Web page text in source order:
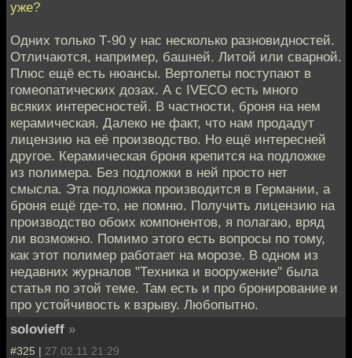
уже?
Одних только Т-90 у нас несколько разновидностей.
Отличаются, например, башней. Литой или сварной.
Плюс ещё есть нюансы. Вертолеты поступают в
гомеопатических дозах. А с IVECO есть много
всяких интересностей. В частности, броня на нем
керамическая. Далеко не факт, что нам продадут
лицензию на её производство. Но ещё интересней
другое. Керамическая броня крепится на подложке
из полимера. Без подложки в ней просто нет
смысла. Эта подложка производится в Германии, а
броня ещё где-то, не помню. Получить лицензию на
производство обоих компонентов, я полагаю, вряд
ли возможно. Помимо этого есть вопросы по тому,
как этот полимер работает на морозе. В одном из
недавних журналов "Техника и вооружение" была
статья по этой теме. Там есть и про бронирование и
про устойчивость к взрыву. Любопытно.
solovieff »
#325 | 27.02.11 21:29